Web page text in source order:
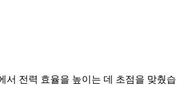
서 전력 효율을 높이는 데 초점을 맞췄습